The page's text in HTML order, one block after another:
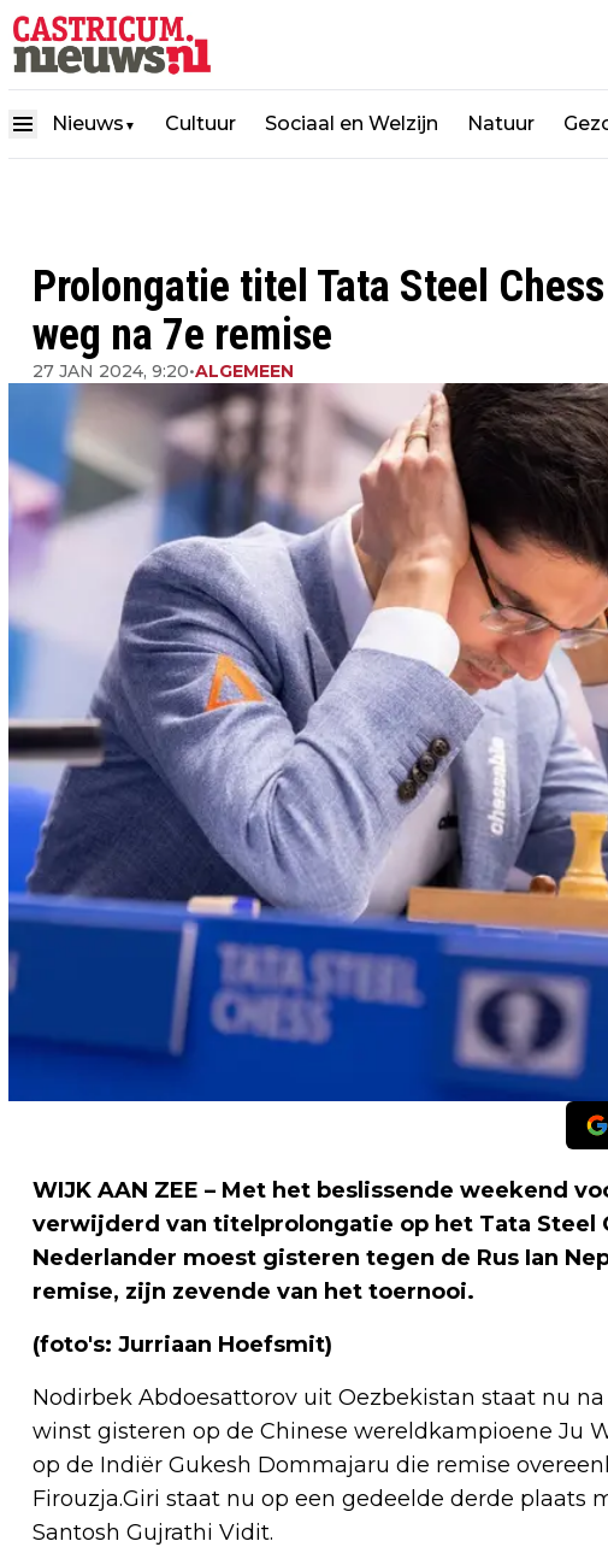
Nieuws ▼ Cultuur Sociaal en Welzijn Natuur
Prolongatie titel Tata Steel
weg na 7e remise
27 JAN 2024, 9:20•ALGEMEEN
WIJK AAN ZEE – Met het beslissende weekend
verwijderd van titelprolongatie op het Tata Steel
Nederlander moest gisteren tegen de Rus Ian
remise, zijn zevende van het toernooi.
(foto's: Jurriaan Hoefsmit)
Nodirbek Abdoesattorov uit Oezbekistan staat nu na
winst gisteren op de Chinese wereldkampioene Ju
op de Indiër Gukesh Dommajaru die remise
Firouzja.Giri staat nu op een gedeelde derde plaats
Santosh Gujrathi Vidit.